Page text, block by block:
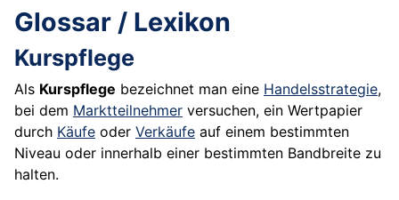
Glossar / Lexikon
Kurspflege
Als Kurspflege bezeichnet man eine Handelsstrategie,
bei dem Marktteilnehmer versuchen, ein Wertpapier
durch Käufe oder Verkäufe auf einem bestimmten
Niveau oder innerhalb einer bestimmten Bandbreite zu
halten.